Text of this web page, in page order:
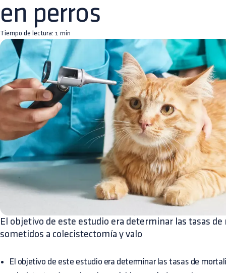
en perros
Tiempo de lectura: 1 min
El objetivo de este estudio era determinar las tasas
sometidos a colecistectomía y valo
El objetivo de este estudio era determinar las tasas de